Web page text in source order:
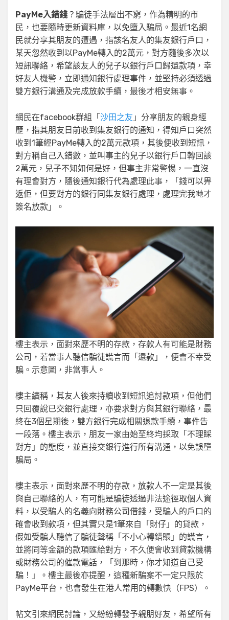
PayMe入錯錢 ？騙徒手法層出不窮，作為精明的市
民，也要隨時更新資料庫，以免墮入騙局。最近1名網
民就分享其朋友的遭遇，指該名友人的集友銀行戶口，
某天忽然收到以PayMe轉入的2萬元，對方隨後多次以
短訊聯絡，希望該友人的兒子以銀行戶口歸還款項，幸
好友人機警，立即通知銀行處理事件，並堅持必須透過
雙方銀行溝通及完成放款手續，最後才相安無事。
網民在facebook群組「 沙田之友 」分享朋友的親身經
歷，指其朋友日前收到集友銀行的通知，得知戶口突然
收到1筆經PayMe轉入的2萬元款項，其後便收到短訊，
對方稱自己入錯數，並叫事主的兒子以銀行戶口轉回該
2萬元，兒子不知如何是好，但事主非常警惕，一直沒
有理會對方，隨後通知銀行代為處理此事，「錢可以畀
返佢，但要對方的銀行同集友銀行處理，處理完我哋才
簽名放款」。
樓主表示，面對來歷不明的存款，存款人有可能是財務
公司，若當事人聽信騙徒謊言而「還款」，便會不幸受
騙。示意圖，非當事人。
樓主續稱，其友人後來持續收到短訊追討款項，但他們
只回覆說已交銀行處理，亦要求對方與其銀行聯絡，最
終在3個星期後，雙方銀行完成相關退款手續，事件告
一段落。樓主表示，朋友一家由始至終均採取「不理睬
對方」的態度，並直接交銀行進行所有溝通，以免誤墮
騙局。
樓主表示，面對來歷不明的存款，放款人不一定是其後
與自己聯絡的人，有可能是騙徒透過非法途徑取個人資
料，以受騙人的名義向財務公司借錢，受騙人的戶口的
確會收到款項，但其實只是1筆來自「財仔」的貸款，
假如受騙人聽信了騙徒聲稱「不小心轉錯賬」的謊言，
並將同等金額的款項匯給對方，不久便會收到貸款機構
或財務公司的催款電話，「到那時，你才知道自己受
騙！」。樓主最後亦提醒，這種新騙案不一定只限於
PayMe平台，也會發生在港人常用的轉數快（FPS）。
帖文引來網民討論，又紛紛轉發予親朋好友，希望所有